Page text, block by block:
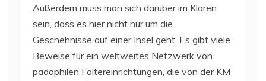
Außerdem muss man sich darüber im Klaren
sein, dass es hier nicht nur um die
Geschehnisse auf einer Insel geht. Es gibt viele
Beweise für ein weltweites Netzwerk von
pädophilen Foltereinrichtungen, die von der KM